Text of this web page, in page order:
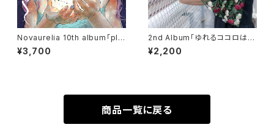
Novaurelia 10th album「pla
netarium」（通常盤）
¥3,700
2nd Album「ゆれるココロは海
の月」
¥2,200
商品一覧に戻る